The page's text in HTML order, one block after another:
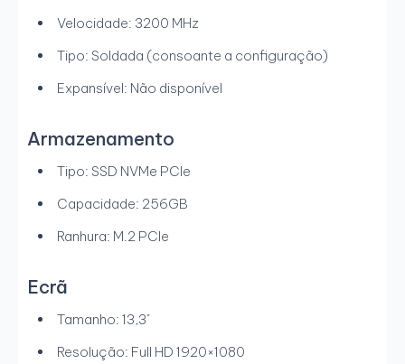
Velocidade: 3200 MHz
Tipo: Soldada (consoante a configuração)
Expansível: Não disponível
Armazenamento
Tipo: SSD NVMe PCIe
Capacidade: 256GB
Ranhura: M.2 PCIe
Ecrã
Tamanho: 13,3"
Resolução: Full HD 1920×1080